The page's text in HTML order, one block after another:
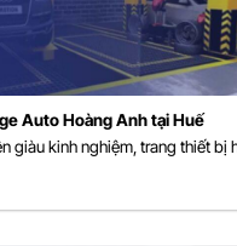
Auto Hoàng Anh tại Huế
giàu kinh nghiệm, trang thiết bị